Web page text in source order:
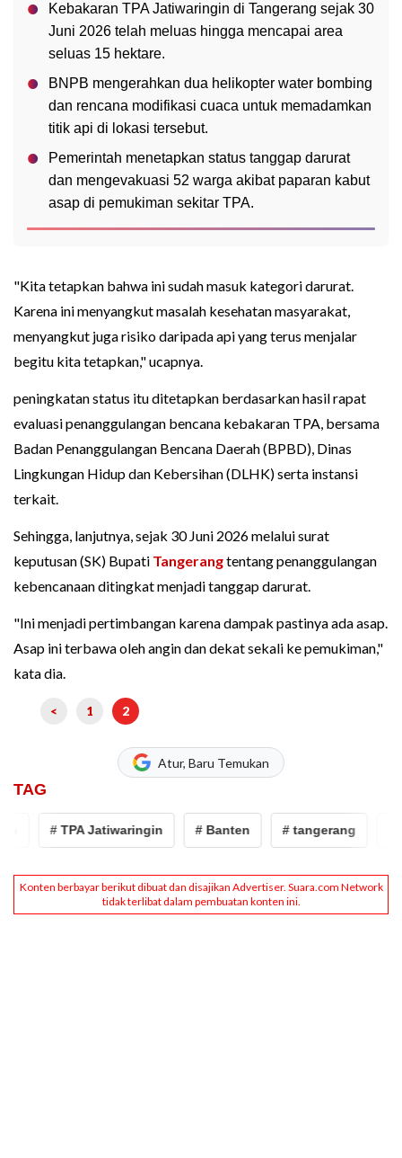
Kebakaran TPA Jatiwaringin di Tangerang sejak 30
Juni 2026 telah meluas hingga mencapai area
seluas 15 hektare.
BNPB mengerahkan dua helikopter water bombing
dan rencana modifikasi cuaca untuk memadamkan
titik api di lokasi tersebut.
Pemerintah menetapkan status tanggap darurat
dan mengevakuasi 52 warga akibat paparan kabut
asap di pemukiman sekitar TPA.
"Kita tetapkan bahwa ini sudah masuk kategori darurat.
Karena ini menyangkut masalah kesehatan masyarakat,
menyangkut juga risiko daripada api yang terus menjalar
begitu kita tetapkan," ucapnya.
peningkatan status itu ditetapkan berdasarkan hasil rapat
evaluasi penanggulangan bencana kebakaran TPA, bersama
Badan Penanggulangan Bencana Daerah (BPBD), Dinas
Lingkungan Hidup dan Kebersihan (DLHK) serta instansi
terkait.
Sehingga, lanjutnya, sejak 30 Juni 2026 melalui surat
keputusan (SK) Bupati Tangerangtentang penanggulangan
kebencanaan ditingkat menjadi tanggap darurat.
"Ini menjadi pertimbangan karena dampak pastinya ada asap.
Asap ini terbawa oleh angin dan dekat sekali ke pemukiman,"
kata dia.
< 1 2
Atur, Baru Temukan
TAG
# TPA Jatiwaringin # Banten # tangerang